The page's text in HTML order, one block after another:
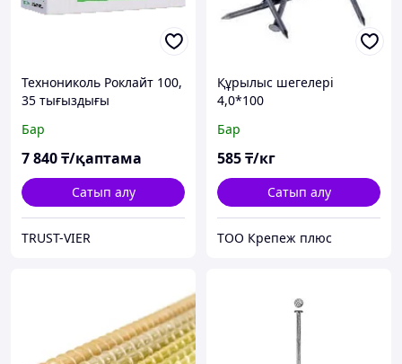
Технониколь Роклайт 100,
35 тығыздығы
Бар
7 840₸/қаптама
Сатып алу
TRUST-VIER
Құрылыс шегелері
4,0*100
Бар
585₸/кг
Сатып алу
ТОО Крепеж плюс